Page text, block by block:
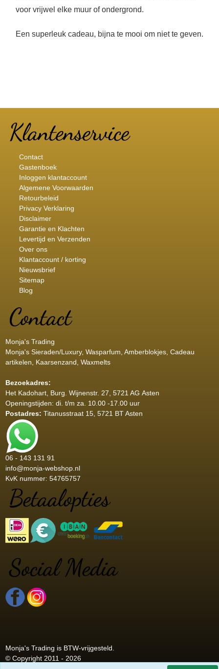
voor vrijwel elke muur of ondergrond.
Een superleuk cadeau, bijna te mooi om niet te geven.
Contact
Gastenboek
Inloggen klantaccount
Algemene Voorwaarden
Retourbeleid
Privacy Verklaring
Disclaimer
Garantie en Klachten
Levertijd en Verzenden
Over ons
Klantaccount / korting
Nieuwsbrief
Sitemap
Blog
Monja's Trading
Monja's Sieraden/Luxury, Wasparfum, Amberblokjes, Cadeau
artikelen, Kaarsenzand, Waxmelts
Bezoekadres:
Het Kadohart, Burg. Wijnenstr. 27, 5721 AG Asten
Openingstijden: di. t/m za. 10.00 -17.00 uur
Postadres: Titanusstraat 15, 5721 BT Asten
06 - 143 131 91
info@monja-webshop.nl
KvK nummer: 54765757
Monja's Trading is BTW-vrijgesteld.
© Copyright 2011 - 2026